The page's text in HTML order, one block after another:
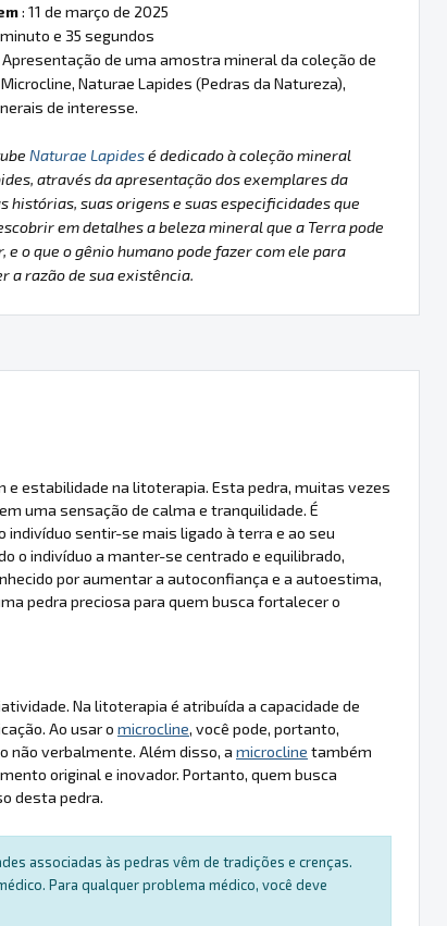
: 11 de março de 2025
minuto e 35 segundos
Apresentação de uma amostra mineral da coleção de
Naturae Lapides (Pedras da Natureza),
de interesse.
Naturae Lapidesé dedicado à coleção mineral
através da apresentação dos exemplares da
histórias, suas origens e suas especificidades que
em detalhes a beleza mineral que a Terra pode
e o que o gênio humano pode fazer com ele para
a razão de sua existência.
estabilidade na litoterapia. Esta pedra, muitas vezes
uma sensação de calma e tranquilidade. É
sentir-se mais ligado à terra e ao seu
o indivíduo a manter-se centrado e equilibrado,
por aumentar a autoconfiança e a autoestima,
pedra preciosa para quem busca fortalecer o
Na litoterapia é atribuída a capacidade de
Ao usar o microcline, você pode, portanto,
não verbalmente. Além disso, a microcline também
original e inovador. Portanto, quem busca
desta pedra.
associadas às pedras vêm de tradições e crenças.
Para qualquer problema médico, você deve